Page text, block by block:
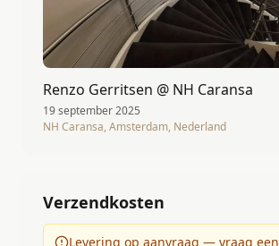
Renzo Gerritsen @ NH Caransa
19 september 2025
NH Caransa, Amsterdam, Nederland
Verzendkosten
Levering op aanvraag — vraag een